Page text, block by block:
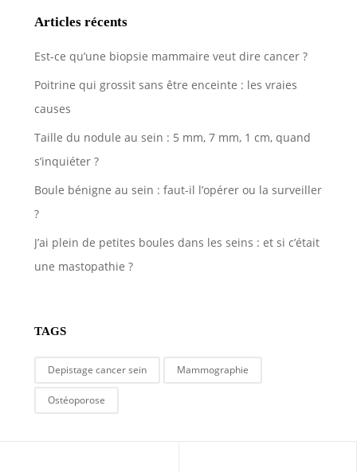
Articles récents
Est-ce qu’une biopsie mammaire veut dire cancer ?
Poitrine qui grossit sans être enceinte : les vraies
causes
Taille du nodule au sein : 5 mm, 7 mm, 1 cm, quand
s’inquiéter ?
Boule bénigne au sein : faut-il l’opérer ou la surveiller
?
J’ai plein de petites boules dans les seins : et si c’était
une mastopathie ?
TAGS
Depistage cancer sein Mammographie
Ostéoporose